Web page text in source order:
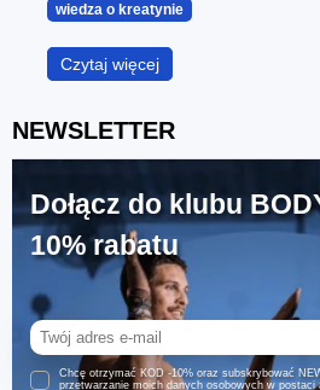
wiedza o kreatynie
Czytaj więcej
NEWSLETTER
Dołącz do klubu
10% rabatu
Chcę otrzymać KOD -10% oraz subskrybować
przetwarzanie moich danych osobowych w postaci